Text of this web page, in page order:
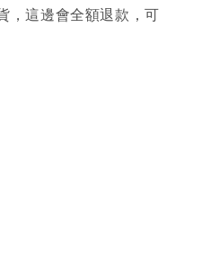
，這邊會全額退款，可